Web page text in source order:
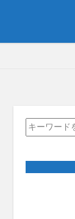
Cmon You Know
アラン・ホワイト